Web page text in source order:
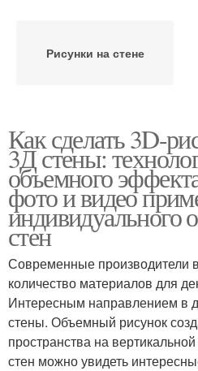
Рисунки на стене
Как сделать 3D-
3Д стены:
объемного
фото и видео
индивидуального
стен
Современные производители
количество материалов для
Интересным направлением в
стены. Объемный рисунок
пространства на
стен можно увидеть